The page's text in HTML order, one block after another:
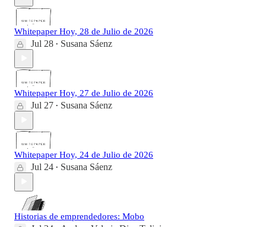
Whitepaper Hoy, 28 de Julio de 2026
Jul 28 • Susana Sáenz
Whitepaper Hoy, 27 de Julio de 2026
Jul 27 • Susana Sáenz
Whitepaper Hoy, 24 de Julio de 2026
Jul 24 • Susana Sáenz
Historias de emprendedores: Mobo